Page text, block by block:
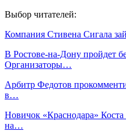
Выбор читателей:
Компания Стивена Сигала
В Ростове-на-Дону пройдет
Организаторы…
Арбитр Федотов
в…
Новичок «Краснодара» Коста
на…